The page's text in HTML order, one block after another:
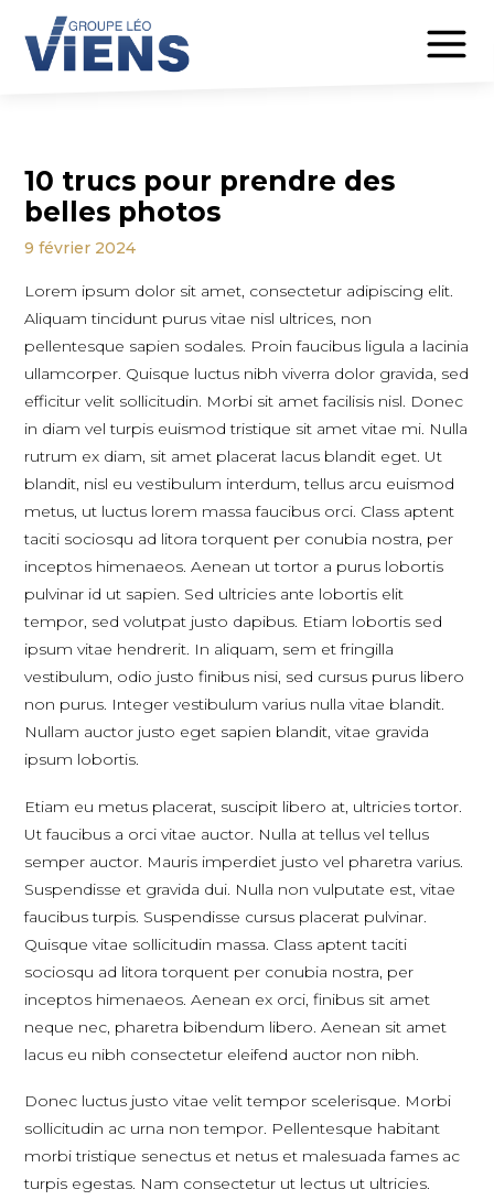
10 trucs pour prendre des
belles photos
9 février 2024
Lorem ipsum dolor sit amet, consectetur adipiscing elit.
Aliquam tincidunt purus vitae nisl ultrices, non
pellentesque sapien sodales. Proin faucibus ligula a lacinia
ullamcorper. Quisque luctus nibh viverra dolor gravida, sed
efficitur velit sollicitudin. Morbi sit amet facilisis nisl. Donec
in diam vel turpis euismod tristique sit amet vitae mi. Nulla
rutrum ex diam, sit amet placerat lacus blandit eget. Ut
blandit, nisl eu vestibulum interdum, tellus arcu euismod
metus, ut luctus lorem massa faucibus orci. Class aptent
taciti sociosqu ad litora torquent per conubia nostra, per
inceptos himenaeos. Aenean ut tortor a purus lobortis
pulvinar id ut sapien. Sed ultricies ante lobortis elit
tempor, sed volutpat justo dapibus. Etiam lobortis sed
ipsum vitae hendrerit. In aliquam, sem et fringilla
vestibulum, odio justo finibus nisi, sed cursus purus libero
non purus. Integer vestibulum varius nulla vitae blandit.
Nullam auctor justo eget sapien blandit, vitae gravida
ipsum lobortis.
Etiam eu metus placerat, suscipit libero at, ultricies tortor.
Ut faucibus a orci vitae auctor. Nulla at tellus vel tellus
semper auctor. Mauris imperdiet justo vel pharetra varius.
Suspendisse et gravida dui. Nulla non vulputate est, vitae
faucibus turpis. Suspendisse cursus placerat pulvinar.
Quisque vitae sollicitudin massa. Class aptent taciti
sociosqu ad litora torquent per conubia nostra, per
inceptos himenaeos. Aenean ex orci, finibus sit amet
neque nec, pharetra bibendum libero. Aenean sit amet
lacus eu nibh consectetur eleifend auctor non nibh.
Donec luctus justo vitae velit tempor scelerisque. Morbi
sollicitudin ac urna non tempor. Pellentesque habitant
morbi tristique senectus et netus et malesuada fames ac
turpis egestas. Nam consectetur ut lectus ut ultricies.